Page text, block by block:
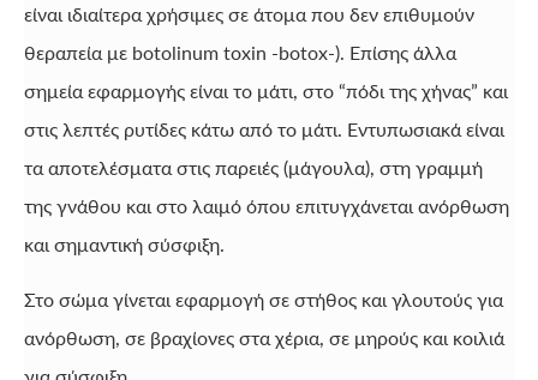
είναι ιδιαίτερα χρήσιμες σε άτομα που δεν επιθυμούν
θεραπεία με botolinum toxin -botox-). Επίσης άλλα
σημεία εφαρμογής είναι το μάτι, στο “πόδι της χήνας” και
στις λεπτές ρυτίδες κάτω από το μάτι. Εντυπωσιακά είναι
τα αποτελέσματα στις παρειές (μάγουλα), στη γραμμή
της γνάθου και στο λαιμό όπου επιτυγχάνεται ανόρθωση
και σημαντική σύσφιξη.
Στο σώμα γίνεται εφαρμογή σε στήθος και γλουτούς για
ανόρθωση, σε βραχίονες στα χέρια, σε μηρούς και κοιλιά